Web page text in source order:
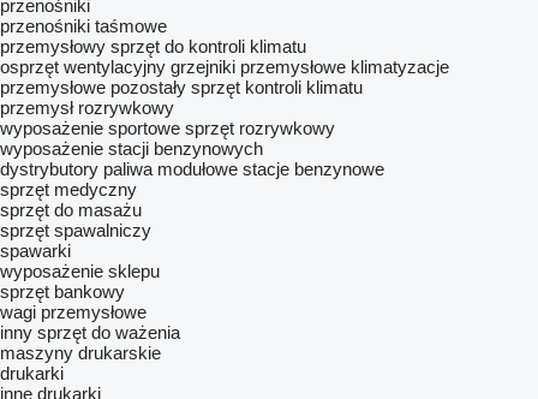
przenośniki
przenośniki taśmowe
przemysłowy sprzęt do kontroli klimatu
osprzęt wentylacyjny grzejniki przemysłowe klimatyzacje
przemysłowe pozostały sprzęt kontroli klimatu
przemysł rozrywkowy
wyposażenie sportowe sprzęt rozrywkowy
wyposażenie stacji benzynowych
dystrybutory paliwa modułowe stacje benzynowe
sprzęt medyczny
sprzęt do masażu
sprzęt spawalniczy
spawarki
wyposażenie sklepu
sprzęt bankowy
wagi przemysłowe
inny sprzęt do ważenia
maszyny drukarskie
drukarki
inne drukarki